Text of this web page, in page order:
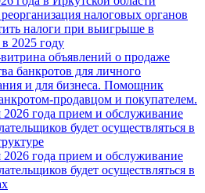
налоговых органов
налоги при выигрыше в
2025 году
объявлений о продаже
банкротов для личного
и для бизнеса. Помощник
продавцом и покупателем.
года прием и обслуживание
будет осуществляться в
года прием и обслуживание
будет осуществляться в